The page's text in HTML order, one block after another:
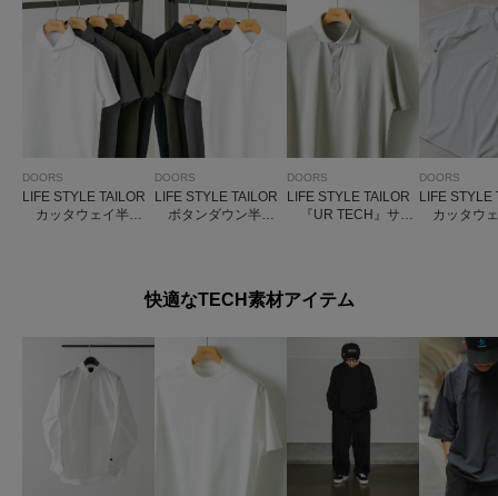
DOORS
LIFE STYLE TAILOR
カッタウェイ半袖
DOORS
LIFE STYLE TAILOR
ボタンダウン半袖
DOORS
LIFE STYLE TAILOR
『UR TECH』サマ
DOORS
LIFE STYLE
カッタウ
快適なTECH素材アイテム